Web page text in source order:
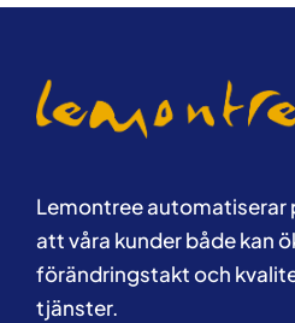
Lemontree automatiserar
att våra kunder både kan
förändringstakt och
tjänster.